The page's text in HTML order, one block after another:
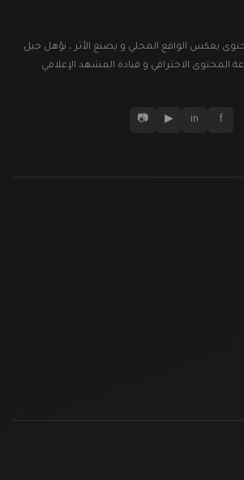
يعكس الواقع المحلي و يصنع الأثر ، نؤهل جيل
المحتوى الاحترافي و قيادة المشهد الإعلامي
f
in
▶
📷